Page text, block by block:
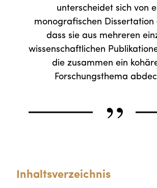
unterscheidet sich von
monografischen Dissertation
dass sie aus mehreren
wissenschaftlichen
die zusammen ein
Forschungsthema
„
Inhaltsverzeichnis